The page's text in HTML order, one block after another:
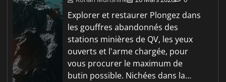
Explorer et restaurer Plongez dans
les gouffres abandonnés des
stations minières de QV, les yeux
ouverts et l'arme chargée, pour
vous procurer le maximum de
butin possible. Nichées dans la…